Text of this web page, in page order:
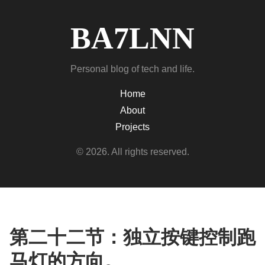
BA7LNN
Personal blog of tech and life.
Home
About
Projects
© 2026. All rights reserved.
第二十二节：独立按键控制跑